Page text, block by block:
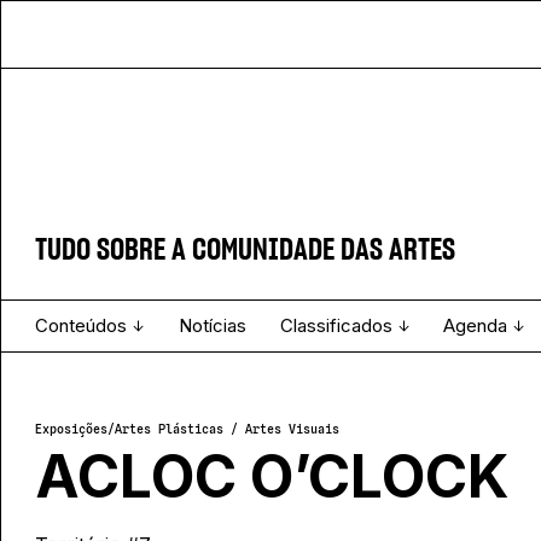
TUDO SOBRE A COMUNIDADE DAS ARTES
Conteúdos Notícias Classificados Agenda
Exposições/Artes Plásticas / Artes Visuais
ACLOC O’CLOCK